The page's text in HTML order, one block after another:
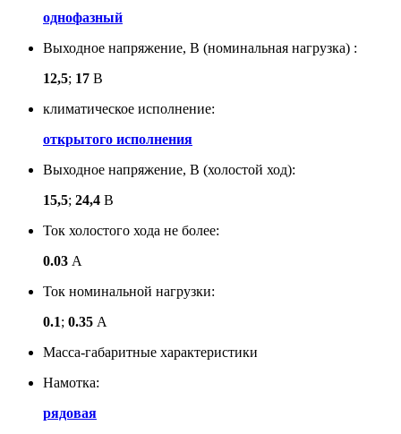
однофазный
Выходное напряжение, В (номинальная нагрузка) :
12,5; 17 В
климатическое исполнение:
открытого исполнения
Выходное напряжение, В (холостой ход):
15,5; 24,4 В
Ток холостого хода не более:
0.03 А
Ток номинальной нагрузки:
0.1; 0.35 А
Масса-габаритные характеристики
Намотка:
рядовая